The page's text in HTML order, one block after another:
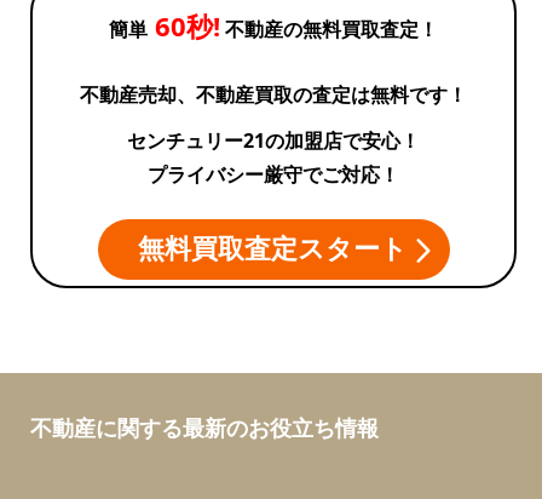
簡単 60秒! 不動産の無料買取査定！
不動産売却、不動産買取の査定は無料です！
センチュリー21の加盟店で安心！
プライバシー厳守でご対応！
無料買取査定スタート
不動産に関する最新のお役立ち情報